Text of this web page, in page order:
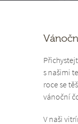
s našimi
roce se
vánoční
V naši